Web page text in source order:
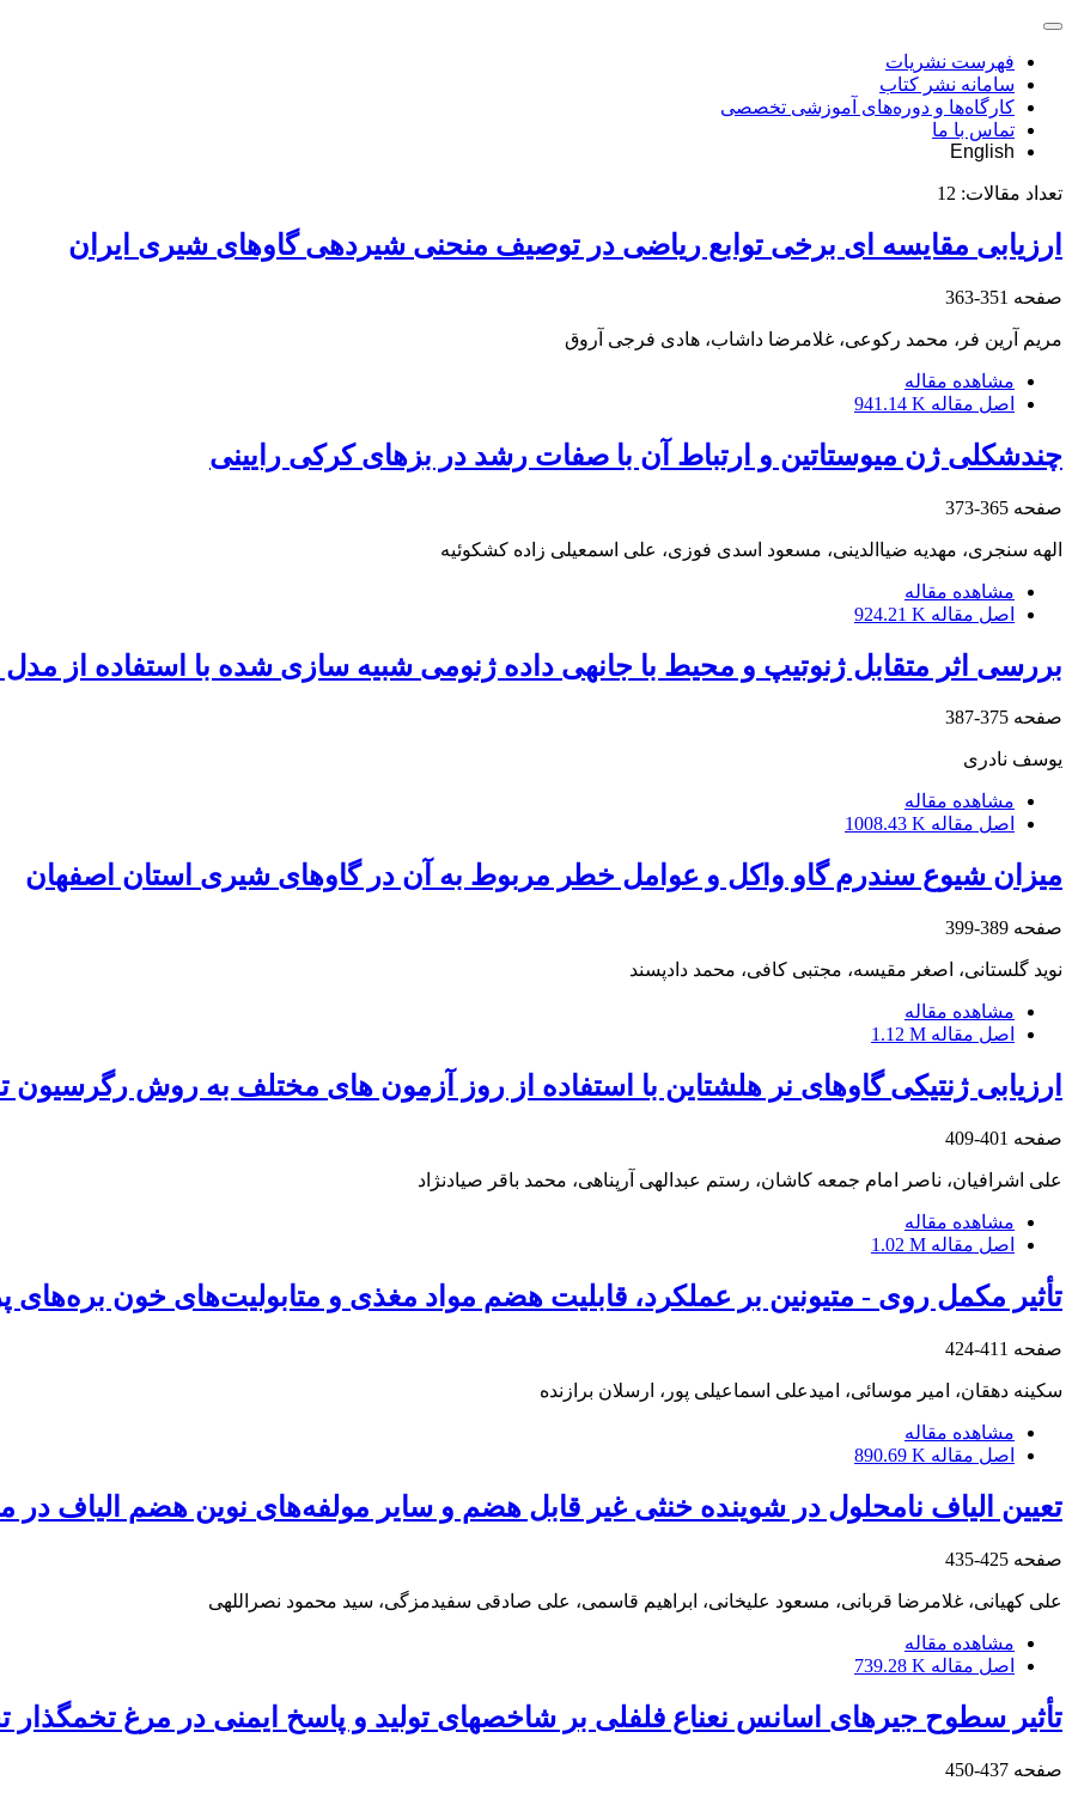
فهرست نشریات
سامانه نشر کتاب
کارگاه‌ها و دوره‌های آموزشی تخصصی
تماس با ما
English
تعداد مقالات: 12
ارزیابی مقایسه ای برخی توابع ریاضی در توصیف منحنی شیردهی گاوهای شیری ایران
صفحه 351-363
مریم آرین فر، محمد رکوعی، غلامرضا داشاب، هادی فرجی آروق
مشاهده مقاله
اصل مقاله 941.14 K
چندشکلی ژن میوستاتین و ارتباط آن با صفات رشد در بزهای کرکی رایینی
صفحه 365-373
الهه سنجری، مهدیه ضیاالدینی، مسعود اسدی فوزی، علی اسمعیلی زاده کشکوئیه
مشاهده مقاله
اصل مقاله 924.21 K
بررسی اثر متقابل ژنوتیپ و محیط با جانهی داده ژنومی شبیه سازی شده با استفاده از
صفحه 375-387
یوسف نادری
مشاهده مقاله
اصل مقاله 1008.43 K
میزان شیوع سندرم گاو واکل و عوامل خطر مربوط به آن در گاوهای شیری استان اصفهان
صفحه 389-399
نوید گلستانی، اصغر مقیسه، مجتبی کافی، محمد دادپسند
مشاهده مقاله
اصل مقاله 1.12 M
ارزیابی ژنتیکی گاوهای نر هلشتاین با استفاده از روز آزمون های مختلف به روش رگرسیون
صفحه 401-409
علی اشرافیان، ناصر امام جمعه کاشان، رستم عبدالهی آرپناهی، محمد باقر صیادنژاد
مشاهده مقاله
اصل مقاله 1.02 M
تأثیر مکمل روی - متیونین بر عملکرد، قابلیت‌ هضم مواد مغذی و متابولیت‌های خون بره‌های
صفحه 411-424
سکینه دهقان، امیر موسائی، امیدعلی اسماعیلی پور، ارسلان برازنده
مشاهده مقاله
اصل مقاله 890.69 K
تعیین الیاف نامحلول در شوینده خنثی غیر قابل هضم و سایر مولفه‌های نوین هضم الیاف
صفحه 425-435
علی کهیانی، غلامرضا قربانی، مسعود علیخانی، ابراهیم قاسمی، علی صادقی سفیدمزگی، سید محمود نصراللهی
مشاهده مقاله
اصل مقاله 739.28 K
تأثیر سطوح جیره‏ای اسانس نعناع فلفلی بر شاخص‏های تولید و پاسخ ایمنی در مرغ‏ تخمگذار
صفحه 437-450